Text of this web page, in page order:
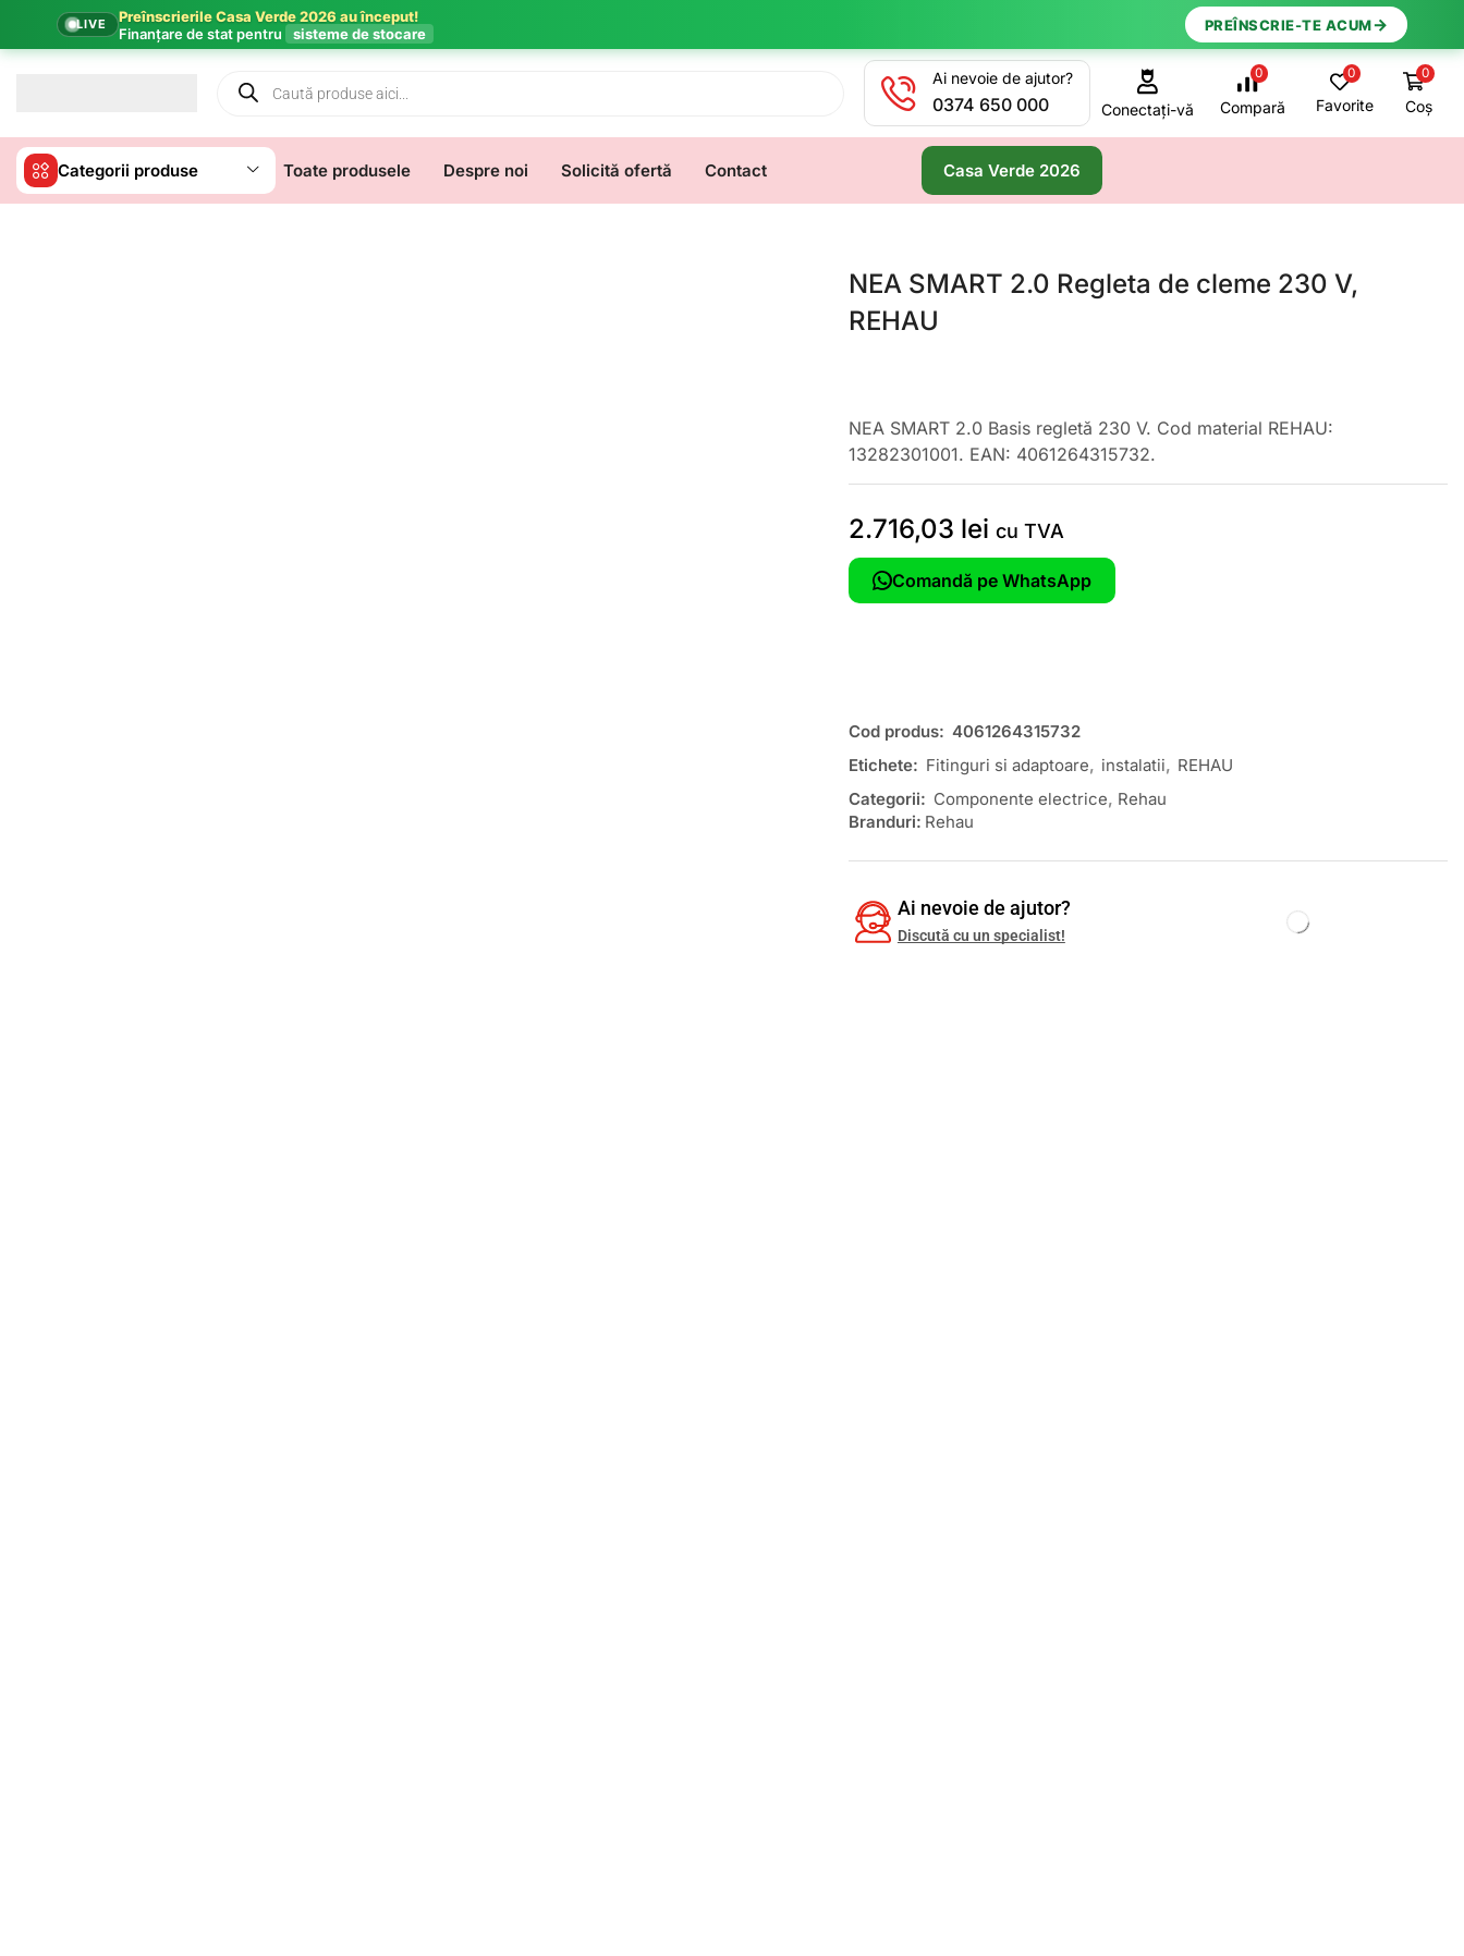
LIVE
Preînscrierile Casa Verde 2026 au început!
Finanțare de stat pentru
sisteme de stocare PREÎNSCRIE-TE ACUM→
Ai nevoie de ajutor?
0374 650 000 Conectați-vă
0
Compară
0
Favorite
0
Coș
Categorii produse Toate produsele Despre noi Solicită ofertă Contact Casa Verde 2026
NEA SMART 2.0 Regleta de cleme 230 V,
REHAU
NEA SMART 2.0 Basis regletă 230 V. Cod material REHAU:
13282301001. EAN: 4061264315732.
2.716,03 lei cu TVA
Comandă pe WhatsApp
Cod produs: 4061264315732
Etichete: Fitinguri si adaptoare, instalatii, REHAU
Categorii: Componente electrice, Rehau
Branduri: Rehau
Ai nevoie de ajutor?
Discută cu un specialist!